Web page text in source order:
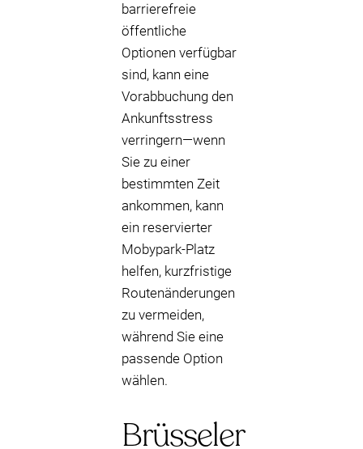
barrierefreie
öffentliche
Optionen verfügbar
sind, kann eine
Vorabbuchung den
Ankunftsstress
verringern—wenn
Sie zu einer
bestimmten Zeit
ankommen, kann
ein reservierter
Mobypark-Platz
helfen, kurzfristige
Routenänderungen
zu vermeiden,
während Sie eine
passende Option
wählen.
Brüsseler